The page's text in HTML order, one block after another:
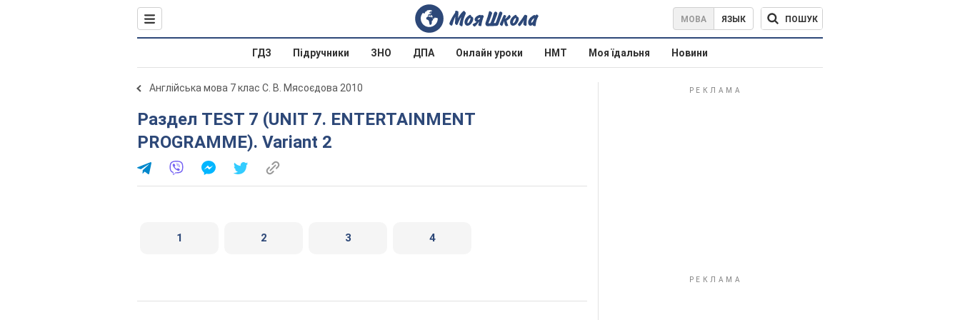
МОВА ЯЗЫК ПОШУК
ГДЗ Підручники ЗНО ДПА Онлайн уроки НМТ Моя їдальня Новини
Англійська мова 7 клас С. В. Мясоєдова 2010
Раздел TEST 7 (UNIT 7. ENTERTAINMENT
PROGRAMME). Variant 2
1 2 3 4